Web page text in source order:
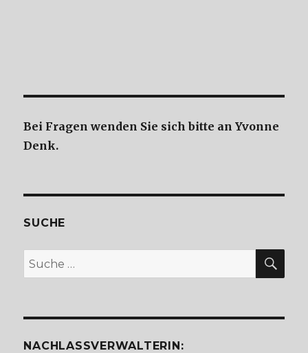
Bei Fragen wenden Sie sich bitte an Yvonne
Denk.
SUCHE
Suche
nach:
NACHLASSVERWALTERIN: